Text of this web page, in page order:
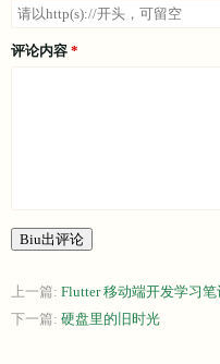
评论内容
Biu出评论
上一篇: Flutter 移动端开发学习
下一篇: 硬盘里的旧时光